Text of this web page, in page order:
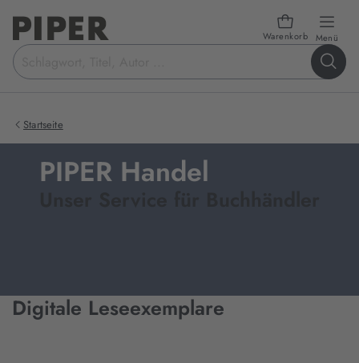
Warenkorb Menü
Suchbegriff
eingeben
Startseite
PIPER Handel
Digitale Leseexemplare